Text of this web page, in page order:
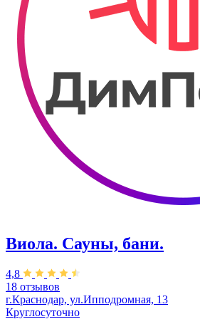
Виола. Сауны, бани.
4,8
18 отзывов
г.Краснодар, ул.Ипподромная, 13
Круглосуточно